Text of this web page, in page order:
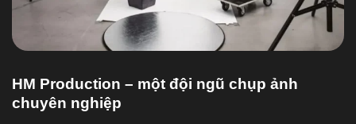
HM Production – một đội ngũ chụp ảnh
chuyên nghiệp